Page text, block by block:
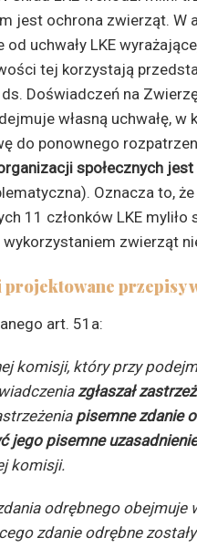
jest ochrona zwierząt. W
od uchwały LKE
tej korzystają
Doświadczeń na
własną uchwałę,
do ponownego
społecznych
Oznacza to,
11 członków LKE
zwierząt
projektowane przepisy
art. 51a:
komisji, który przy
zgłaszał
pisemne zdanie
jego pisemne uzasadnienie
komisji.
odrębnego obejmuje
zdanie odrębne